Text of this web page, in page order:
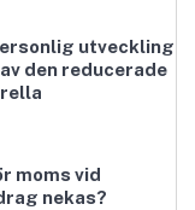
utveckling
den reducerade
moms vid
nekas?